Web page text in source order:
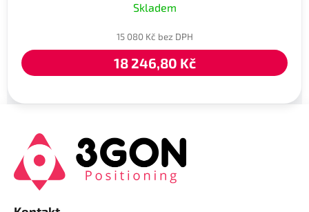
Skladem
15 080 Kč bez DPH
18 246,80 Kč